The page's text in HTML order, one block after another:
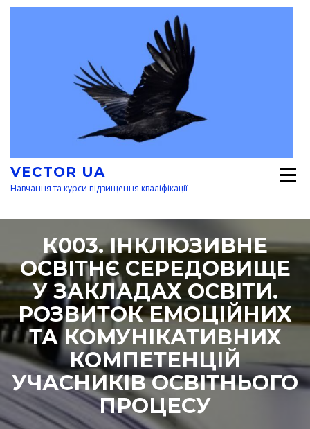
Перейти
VECTOR UA
Навчання та курси підвищення кваліфікації
К003. ІНКЛЮЗИВНЕ
ОСВІТНЄ СЕРЕДОВИЩЕ
У ЗАКЛАДАХ ОСВІТИ.
РОЗВИТОК ЕМОЦІЙНИХ
ТА КОМУНІКАТИВНИХ
КОМПЕТЕНЦІЙ
УЧАСНИКІВ ОСВІТНЬОГО
ПРОЦЕСУ